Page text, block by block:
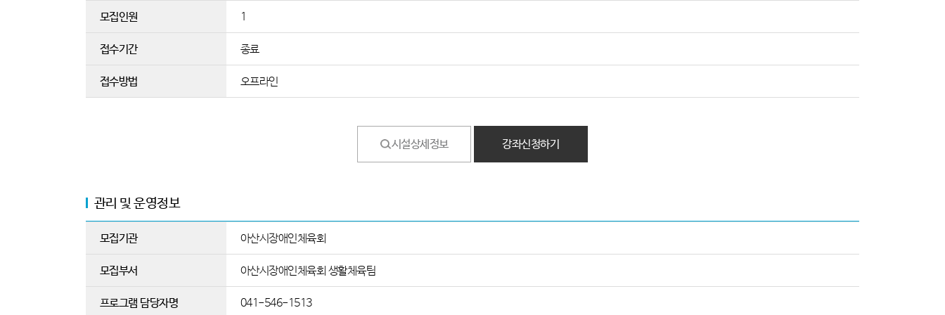
모집인원 1
접수기간 종료
접수방법 오프라인
시설상세정보 강좌신청하기
관리 및 운영정보
모집기관 아산시장애인체육회
모집부서 아산시장애인체육회 생활체육팀
프로그램 담당자명 041-546-1513